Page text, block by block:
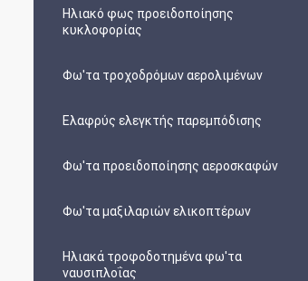
Ηλιακό φως προειδοποίησης
κυκλοφορίας
Φω'τα τροχοδρόμων αερολιμένων
Ελαφρύς ελεγκτής παρεμπόδισης
Φω'τα προειδοποίησης αεροσκαφών
Φω'τα μαξιλαριών ελικοπτέρων
Ηλιακά τροφοδοτημένα φω'τα
ναυσιπλοΐας